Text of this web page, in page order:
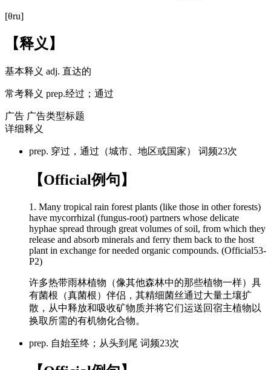
[θru]
【释义】
基本释义 adj. 直达的
常考释义 prep.经过；通过
广告 广告类型标题
详细释义
prep. 穿过，通过（城市、地区或国家） 词频23次
【Official例句】
1. Many tropical rain forest plants (like those in other forests)
have mycorrhizal (fungus-root) partners whose delicate
hyphae spread through great volumes of soil, from which they
release and absorb minerals and ferry them back to the host
plant in exchange for needed organic compounds. (Official53-
P2)
许多热带雨林植物（像其他森林中的那些植物一样）具
有菌根（真菌根）伴侣，其精细菌丝通过大量土壤扩
散，从中释放和吸收矿物质并将它们运送回宿主植物以
换取所需的有机物化合物。
prep. 自始至终；从头到尾 词频23次